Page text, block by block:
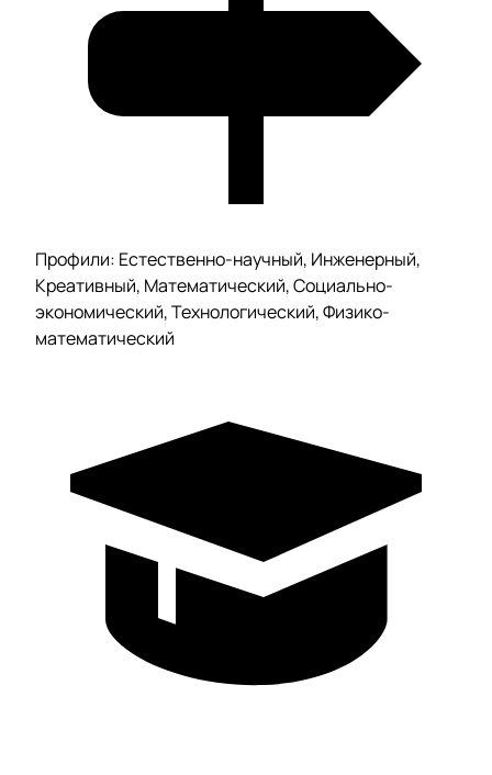
Профили: Естественно-научный, Инженерный,
Креативный, Математический, Социально-
экономический, Технологический, Физико-
математический